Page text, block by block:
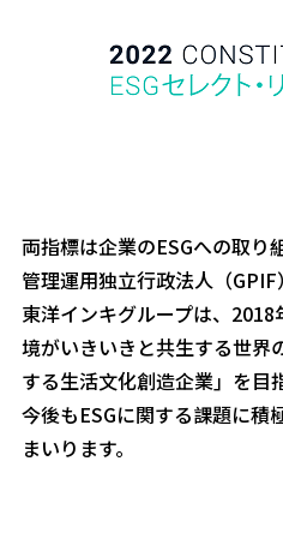
両指標は企業のESGへの取
管理運用独立行政法人（GPIF
東洋インキグループは、
境がいきいきと共生する世界
する生活文化創造企業」を目
今後もESGに関する課題に積
まいります。